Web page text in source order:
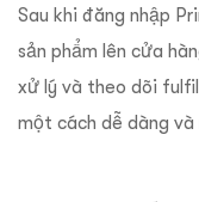
Sau khi đăng nhập
sản phẩm lên cửa
xử lý và theo dõi
một cách dễ dàng và